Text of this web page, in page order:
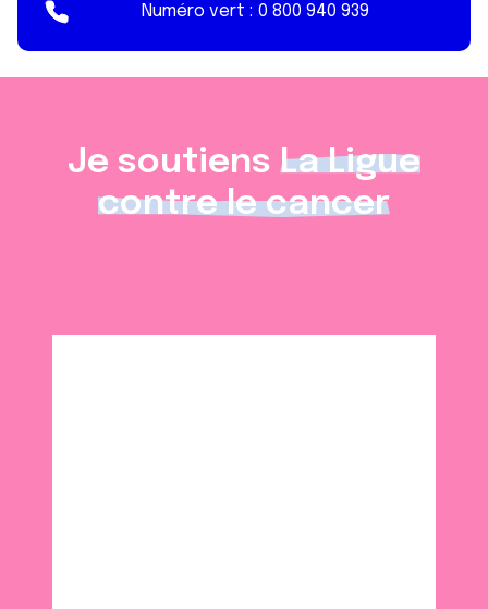
Numéro vert : 0 800 940 939
Je soutiens La Ligue
contre le cancer